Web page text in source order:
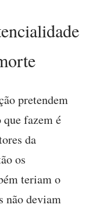
pretendem
fazem é
da
os
teriam o
não deviam